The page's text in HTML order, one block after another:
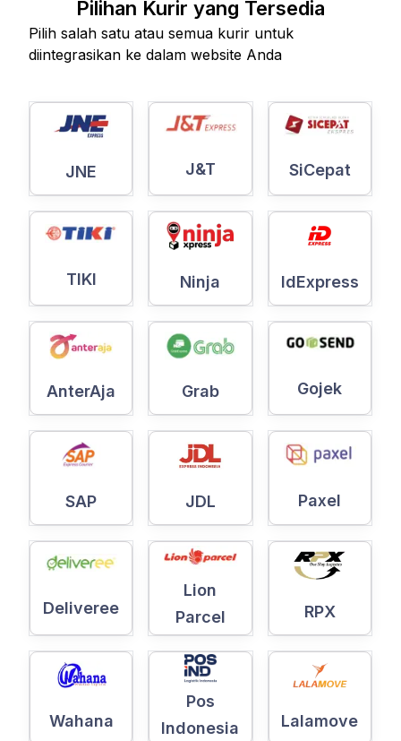
Pilihan Kurir yang Tersedia
Pilih salah satu atau semua kurir untuk
diintegrasikan ke dalam website Anda
JNE J&T SiCepat
TIKI Ninja IdExpress
AnterAja Grab Gojek
SAP JDL Paxel
Deliveree
Lion
Parcel
RPX
Wahana
Pos
Indonesia
Lalamove